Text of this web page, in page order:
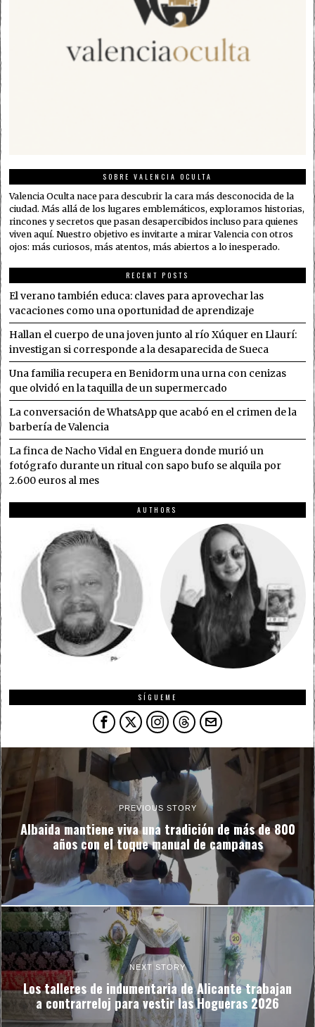
SOBRE VALENCIA OCULTA
Valencia Oculta nace para descubrir la cara más desconocida de la
ciudad. Más allá de los lugares emblemáticos, exploramos historias,
rincones y secretos que pasan desapercibidos incluso para quienes
viven aquí. Nuestro objetivo es invitarte a mirar Valencia con otros
ojos: más curiosos, más atentos, más abiertos a lo inesperado.
RECENT POSTS
El verano también educa: claves para aprovechar las
vacaciones como una oportunidad de aprendizaje
Hallan el cuerpo de una joven junto al río Xúquer en Llaurí:
investigan si corresponde a la desaparecida de Sueca
Una familia recupera en Benidorm una urna con cenizas
que olvidó en la taquilla de un supermercado
La conversación de WhatsApp que acabó en el crimen de la
barbería de Valencia
La finca de Nacho Vidal en Enguera donde murió un
fotógrafo durante un ritual con sapo bufo se alquila por
2.600 euros al mes
AUTHORS
SÍGUEME
PREVIOUS STORY
Albaida mantiene viva una tradición de más de 800
años con el toque manual de campanas
NEXT STORY
Los talleres de indumentaria de Alicante trabajan
a contrarreloj para vestir las Hogueras 2026